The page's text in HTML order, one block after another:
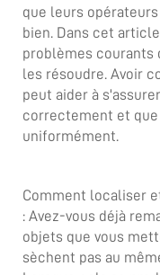
que leurs
bien. Dans cet
problèmes courants
les résoudre. Avoir
peut aider à
correctement et
uniformément.
Comment localiser
: Avez-vous déjà
objets que vous
sèchent pas au